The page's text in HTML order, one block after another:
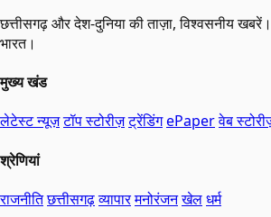
छत्तीसगढ़ और देश-दुनिया की ताज़ा, विश्वसनीय
भारत।
मुख्य खंड
लेटेस्ट न्यूज़टॉप स्टोरीज़ट्रेंडिंगePaperवेब
श्रेणियां
राजनीतिछत्तीसगढ़व्यापारमनोरंजनखेलधर्म